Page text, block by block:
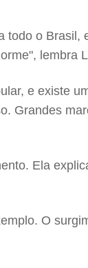
o
lembra
e existe
Grandes
Ela
O